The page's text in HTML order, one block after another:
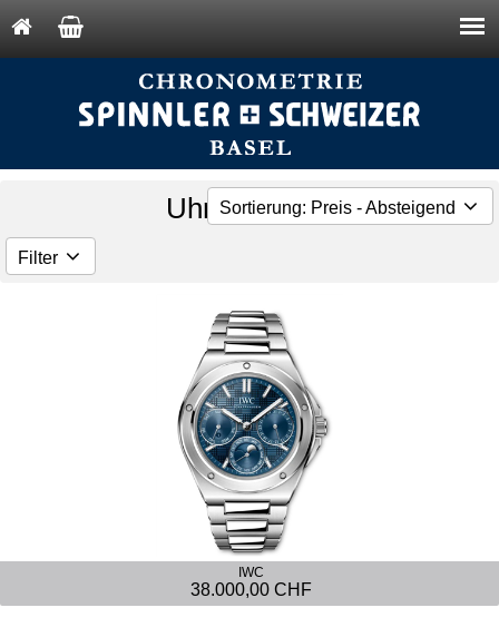
Uhren - IWC
Filter
Sortierung: Preis - Absteigend
IWC
38.000,00 CHF